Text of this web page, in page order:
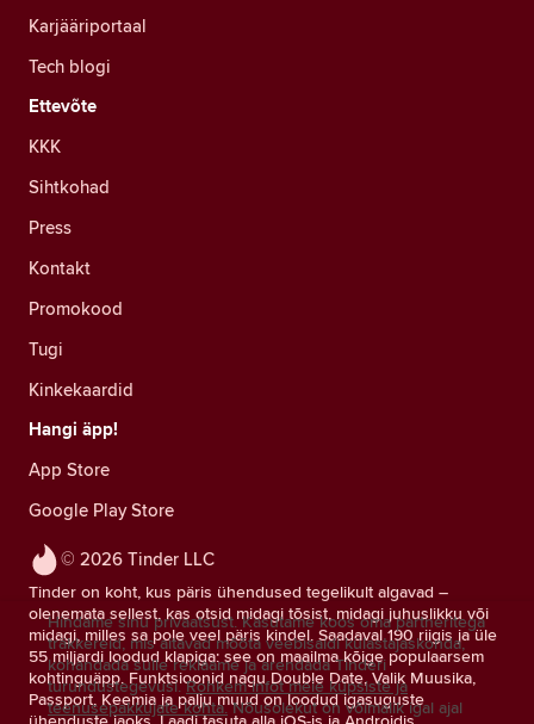
© 2026 Tinder LLC
Tinder on koht, kus päris ühendused tegelikult algavad –
olenemata sellest, kas otsid midagi tõsist, midagi juhuslikku või
midagi, milles sa pole veel päris kindel. Saadaval 190 riigis ja üle
55 miljardi loodud klapiga: see on maailma kõige populaarsem
kohtinguäpp. Funktsioonid nagu Double Date, Valik Muusika,
Passport, Keemia ja palju muud on loodud igasuguste
Karjääriportaal
Tech blogi
Ettevõte
KKK
Sihtkohad
Press
Kontakt
Promokood
Tugi
Kinkekaardid
Hangi äpp!
App Store
Google Play Store
Hindame sinu privaatsust. Kasutame koos oma partneritega
träkkereid, mis aitavad mõõta veebisaidi külastajaskonda,
kohandada sulle reklaame ja arendada Tinderi
turundustegevusi. Rohkem infot meie küpsiste ja
teenusepakkujate kohta. Nõusolekut on võimalik igal ajal